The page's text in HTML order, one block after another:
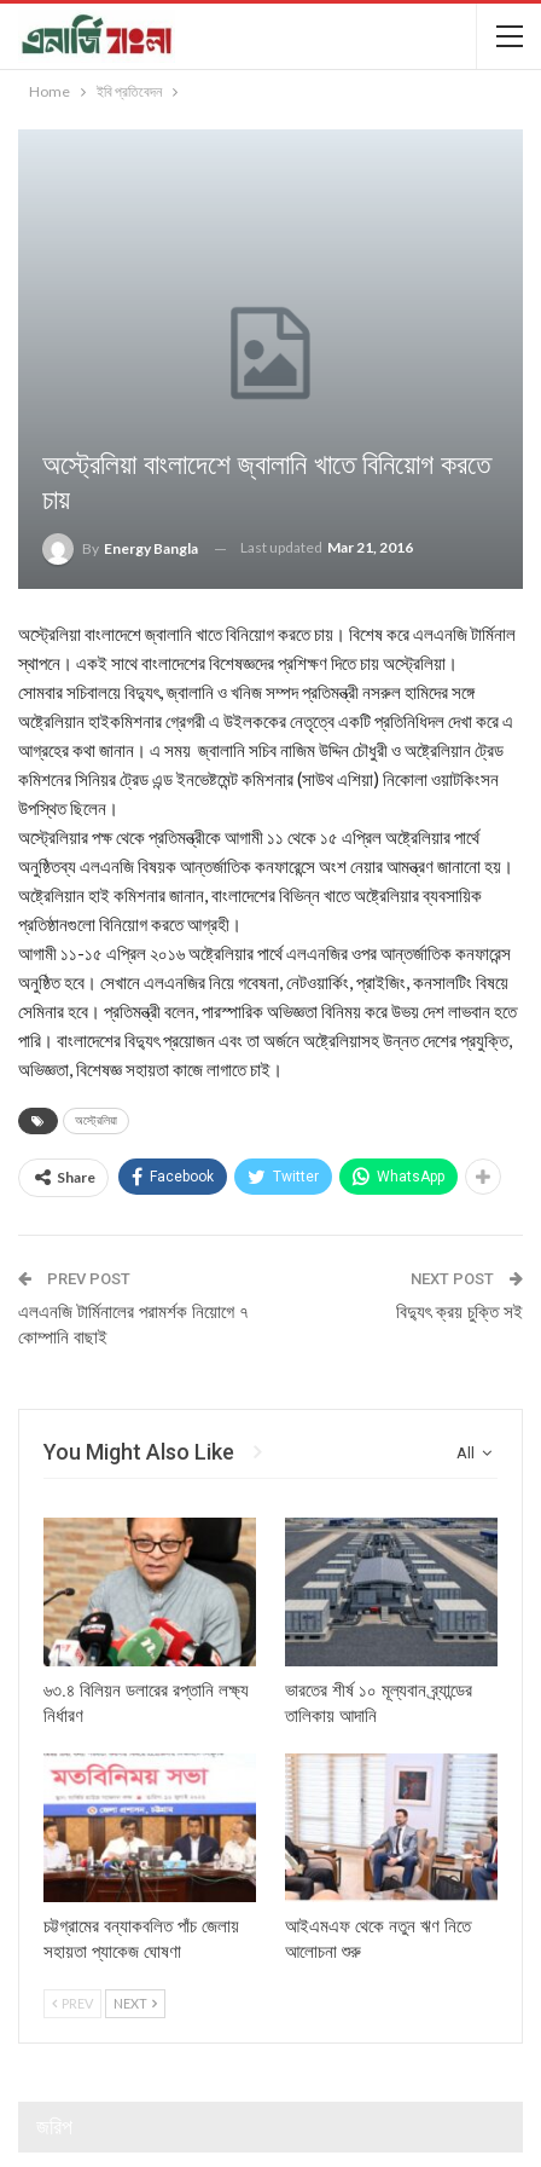
Home ইবি প্রতিবেদন
অস্ট্রেলিয়া বাংলাদেশে জ্বালানি খাতে বিনিয়োগ করতে
চায়
By Energy Bangla Last updated Mar 21, 2016
অস্ট্রেলিয়া বাংলাদেশে জ্বালানি খাতে বিনিয়োগ করতে চায়। বিশেষ করে এলএনজি টার্মিনাল
স্থাপনে। একই সাথে বাংলাদেশের বিশেষজ্ঞদের প্রশিক্ষণ দিতে চায় অস্ট্রেলিয়া।
সোমবার সচিবালয়ে বিদ্যুৎ, জ্বালানি ও খনিজ সম্পদ প্রতিমন্ত্রী নসরুল হামিদের সঙ্গে
অষ্ট্রেলিয়ান হাইকমিশনার গ্রেগরী এ উইলককের নেতৃত্বে একটি প্রতিনিধিদল দেখা করে এ
আগ্রহের কথা জানান। এ সময় জ্বালানি সচিব নাজিম উদ্দিন চৌধুরী ও অষ্ট্রেলিয়ান ট্রেড
কমিশনের সিনিয়র ট্রেড এন্ড ইনভেষ্টমেন্ট কমিশনার (সাউথ এশিয়া) নিকোলা ওয়াটকিংসন
উপস্থিত ছিলেন।
অস্ট্রেলিয়ার পক্ষ থেকে প্রতিমন্ত্রীকে আগামী ১১ থেকে ১৫ এপ্রিল অষ্ট্রেলিয়ার পার্থে
অনুষ্ঠিতব্য এলএনজি বিষয়ক আন্তর্জাতিক কনফারেন্সে অংশ নেয়ার আমন্ত্রণ জানানো হয়।
অষ্ট্রেলিয়ান হাই কমিশনার জানান, বাংলাদেশের বিভিন্ন খাতে অষ্ট্রেলিয়ার ব্যবসায়িক
প্রতিষ্ঠানগুলো বিনিয়োগ করতে আগ্রহী।
আগামী ১১-১৫ এপ্রিল ২০১৬ অষ্ট্রেলিয়ার পার্থে এলএনজির ওপর আন্তর্জাতিক কনফারেন্স
অনুষ্ঠিত হবে। সেখানে এলএনজির নিয়ে গবেষনা, নেটওয়ার্কিং, প্রাইজিং, কনসালটিং বিষয়ে
সেমিনার হবে। প্রতিমন্ত্রী বলেন, পারস্পারিক অভিজ্ঞতা বিনিময় করে উভয় দেশ লাভবান হতে
পারি। বাংলাদেশের বিদ্যুৎ প্রয়োজন এবং তা অর্জনে অষ্ট্রেলিয়াসহ উন্নত দেশের প্রযুক্তি,
অভিজ্ঞতা, বিশেষজ্ঞ সহায়তা কাজে লাগাতে চাই।
অস্ট্রেলিয়া
Share Facebook Twitter WhatsApp
PREV POST
এলএনজি টার্মিনালের পরামর্শক নিয়োগে ৭
কোম্পানি বাছাই
NEXT POST
বিদ্যুৎ ক্রয় চুক্তি সই
All
You Might Also Like
৬৩.৪ বিলিয়ন ডলারের রপ্তানি লক্ষ্য
নির্ধারণ
ভারতের শীর্ষ ১০ মূল্যবান ব্র্যান্ডের
তালিকায় আদানি
চট্টগ্রামের বন্যাকবলিত পাঁচ জেলায়
সহায়তা প্যাকেজ ঘোষণা
আইএমএফ থেকে নতুন ঋণ নিতে
আলোচনা শুরু
PREV NEXT